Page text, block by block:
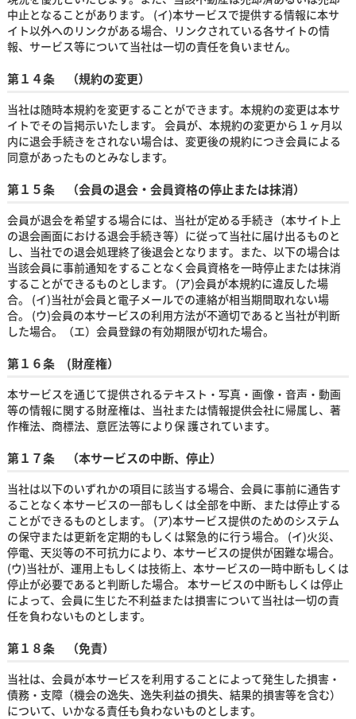
中止となることがあります。 (イ)本サービスで提供する情報に本サ
イト以外へのリンクがある場合、リンクされている各サイトの情
報、サービス等について当社は一切の責任を負いません。
第１４条 （規約の変更）
当社は随時本規約を変更することができます。本規約の変更は本サ
イトでその旨掲示いたします。 会員が、本規約の変更から１ヶ月以
内に退会手続きをされない場合は、変更後の規約につき会員による
同意があったものとみなします。
第１５条 （会員の退会・会員資格の停止または抹消）
会員が退会を希望する場合には、当社が定める手続き（本サイト上
の退会画面における退会手続き等）に従って当社に届け出るものと
し、当社での退会処理終了後退会となります。また、以下の場合は
当該会員に事前通知をすることなく会員資格を一時停止または抹消
することができるものとします。 (ア)会員が本規約に違反した場
合。 (イ)当社が会員と電子メールでの連絡が相当期間取れない場
合。 (ウ)会員の本サービスの利用方法が不適切であると当社が判断
した場合。（エ）会員登録の有効期限が切れた場合。
第１６条 (財産権）
本サービスを通じて提供されるテキスト・写真・画像・音声・動画
等の情報に関する財産権は、当社または情報提供会社に帰属し、著
作権法、商標法、意匠法等により保 護されています。
第１７条 （本サービスの中断、停止）
当社は以下のいずれかの項目に該当する場合、会員に事前に通告す
ることなく本サービスの一部もしくは全部を中断、または停止する
ことができるものとします。 (ア)本サービス提供のためのシステム
の保守または更新を定期的もしくは緊急的に行う場合。 (イ)火災、
停電、天災等の不可抗力により、本サービスの提供が困難な場合。
(ウ)当社が、運用上もしくは技術上、本サービスの一時中断もしくは
停止が必要であると判断した場合。 本サービスの中断もしくは停止
によって、会員に生じた不利益または損害について当社は一切の責
任を負わないものとします。
第１８条 （免責）
当社は、会員が本サービスを利用することによって発生した損害・
債務・支障（機会の逸失、逸失利益の損失、結果的損害等を含む）
について、いかなる責任も負わないものとします。